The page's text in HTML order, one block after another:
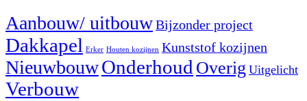
Aanbouw/ uitbouwBijzonder project
Dakkapel Erker Houten kozijnen Kunststof kozijnen
NieuwbouwOnderhoud Overig Uitgelicht
Verbouw